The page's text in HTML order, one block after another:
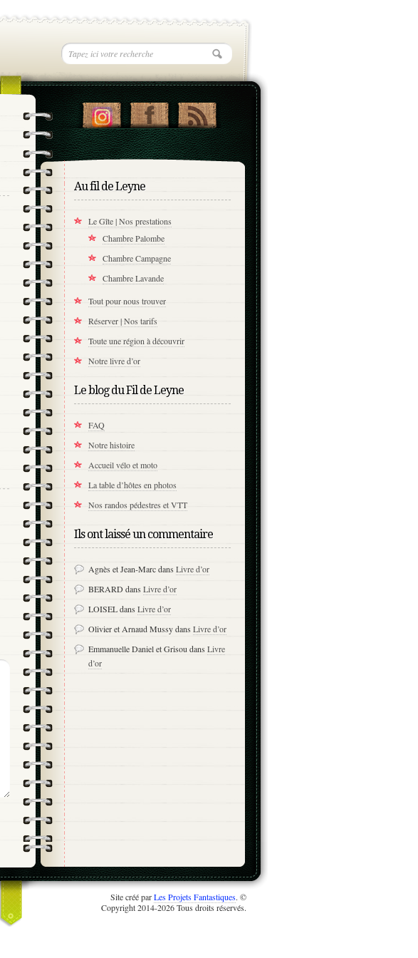
Au fil de Leyne
Le Gîte | Nos prestations
Chambre Palombe
Chambre Campagne
Chambre Lavande
Tout pour nous trouver
Réserver | Nos tarifs
Toute une région à découvrir
Notre livre d’or
Le blog du Fil de Leyne
FAQ
Notre histoire
Accueil vélo et moto
La table d’hôtes en photos
Nos randos pédestres et VTT
Ils ont laissé un commentaire
Agnès et Jean-Marcdans Livre d’or
BERARDdans Livre d’or
LOISELdans Livre d’or
Olivier et Arnaud Mussydans Livre d’or
Emmanuelle Daniel et Grisou dans Livre
d’or
Site créé parLes Projets Fantastiques. ©
Copyright 2014-2026 Tous droits réservés.